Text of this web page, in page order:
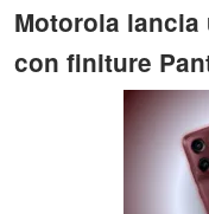
Motorola
con finiture